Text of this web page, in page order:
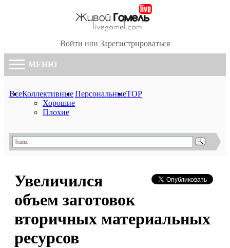
Войти или Зарегистрироваться
МЕНЮ
ВсеКоллективные
Хорошие
Плохие
ПерсональныеTOP
Увеличился
объем заготовок
вторичных материальных
ресурсов